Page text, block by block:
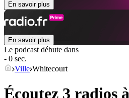
En savoir plus
En savoir plus
Le podcast débute dans
- 0 sec.
Ville Whitecourt
Écoutez 3 radios à